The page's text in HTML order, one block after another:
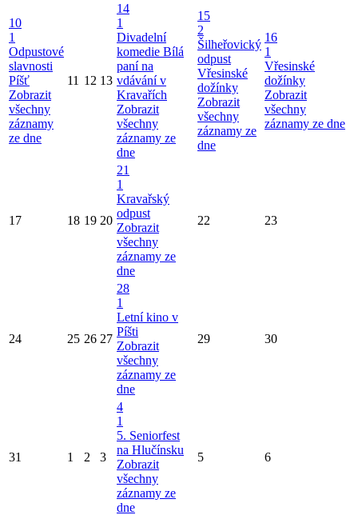
10
1
Odpustové
slavnosti
Píšť
Zobrazit
všechny
záznamy
ze dne
11 12 13
14
1
Divadelní
komedie Bílá
paní na
vdávání v
Kravařích
Zobrazit
všechny
záznamy ze
dne
15
2
Šilheřovický
odpust
Vřesinské
dožínky
Zobrazit
všechny
záznamy ze
dne
16
1
Vřesinské
dožínky
Zobrazit
všechny
záznamy ze dne
17 18 19 20
21
1
Kravařský
odpust
Zobrazit
všechny
záznamy ze
dne
22 23
24 25 26 27
28
1
Letní kino v
Píšti
Zobrazit
všechny
záznamy ze
dne
29 30
31 1 2 3
4
1
5. Seniorfest
na Hlučínsku
Zobrazit
všechny
záznamy ze
dne
5 6